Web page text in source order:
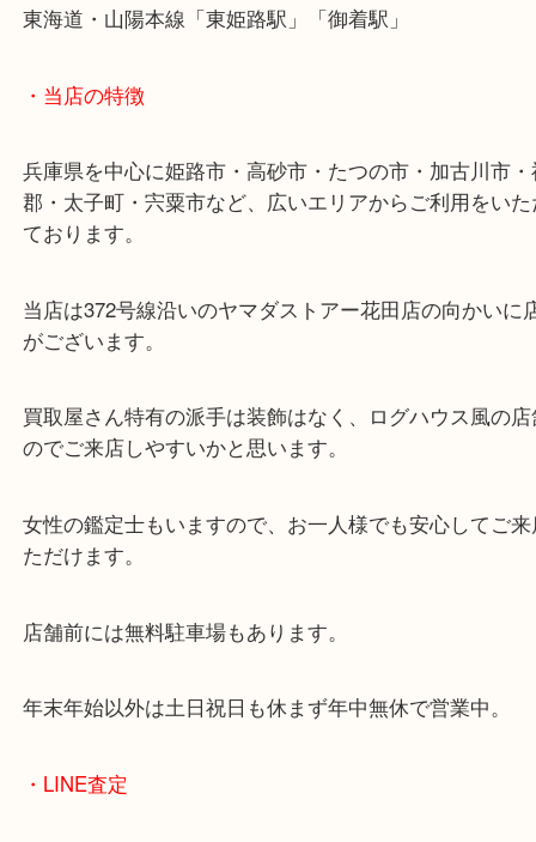
ただきました。
当店でも過去に買取ブログでご紹介させていただき
機にご来店いただきました。
皆様からのご来店をお待ちしております。
・最寄り駅
ターミナル駅「姫路駅」播但線「京口駅」
兵庫県を中心に姫路市・高砂市・たつの市・加古
郡・太子町・宍粟市など、広いエリアからご利用